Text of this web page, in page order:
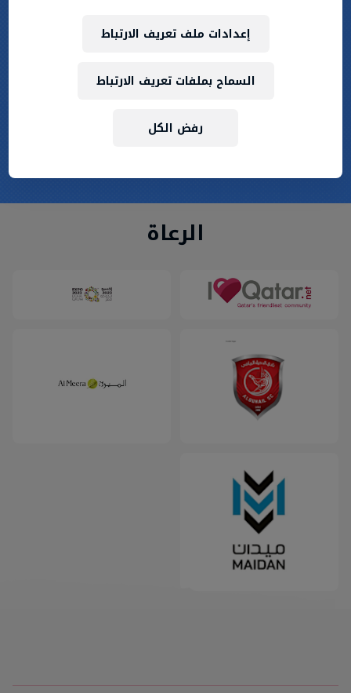
جائزة الفائز
الفائزون في ريد بُل فور تو سكور قطر سوف يمثلون
دولة قطر في النهائي العالمي لريد بُل فور تو سكور
الرعاة
إعدادات ملف تعريف الارتباط
رفض الكل
السماح بملفات تعريف الارتباط